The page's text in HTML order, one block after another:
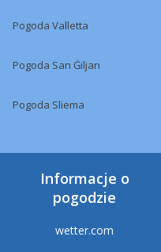
Pogoda Valletta
Pogoda San Ġiljan
Pogoda Sliema
Informacje o
pogodzie
wetter.com